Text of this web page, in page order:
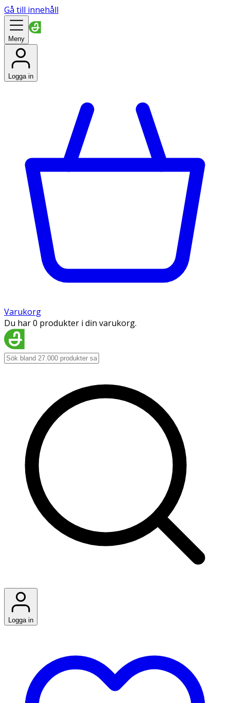
Gå till innehåll
Meny
Logga in
Varukorg
Du har 0 produkter i din varukorg.
Logga in